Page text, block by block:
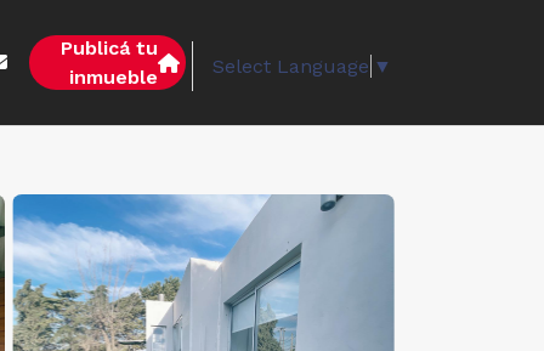
Publicá tu
inmueble
Select Language ▼